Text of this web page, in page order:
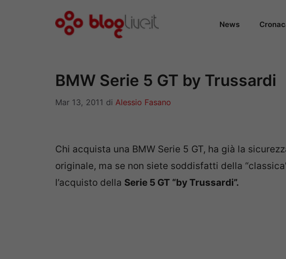
News
BMW Serie 5 GT by Trussardi
Mar 13, 2011 di Alessio Fasano
Chi acquista una BMW Serie 5 GT, ha già la
originale, ma se non siete soddisfatti della
l’acquisto della Serie 5 GT “by Trussardi”.